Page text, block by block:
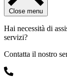
Close menu
Hai necessità di
servizi?
Contatta il nostro